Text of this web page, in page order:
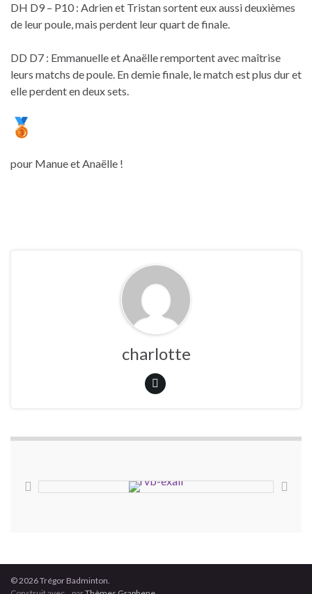
DH D9 – P10 : Adrien et Tristan sortent eux aussi deuxièmes
de leur poule, mais perdent leur quart de finale.
DD D7 : Emmanuelle et Anaëlle remportent avec maîtrise
leurs matchs de poule. En demie finale, le match est plus dur et
elle perdent en deux sets.
pour Manue et Anaëlle !
charlotte
© 2026 Trégor Badminton.